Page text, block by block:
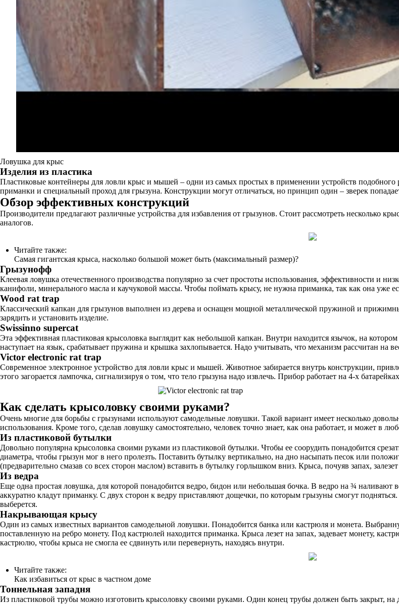
Ловушка для крыс
Изделия из пластика
Пластиковые контейнеры для ловли крыс и мышей – одни из самых простых в применении устройств подобного
приманки и специальный проход для грызуна. Конструкции могут отличаться, но принцип один – зверек
Обзор эффективных конструкций
Производители предлагают различные устройства для избавления от грызунов. Стоит рассмотреть несколько
аналогов.
Читайте также:
Самая гигантская крыса, насколько большой может быть (максимальный размер)?
Грызунофф
Клеевая ловушка отечественного производства популярно за счет простоты использования, эффективности и
канифоли, минерального масла и каучуковой массы. Чтобы поймать крысу, не нужна приманка, так как она уже
Wood rat trap
Классический капкан для грызунов выполнен из дерева и оснащен мощной металлической пружиной и
зарядить и установить изделие.
Swissinno supercat
Эта эффективная пластиковая крысоловка выглядит как небольшой капкан. Внутри находится язычок, на
наступает на язык, срабатывает пружина и крышка захлопывается. Надо учитывать, что механизм рассчитан
Victor electronic rat trap
Современное электронное устройство для ловли крыс и мышей. Животное забирается внутрь конструкции,
этого загорается лампочка, сигнализируя о том, что тело грызуна надо извлечь. Прибор работает на 4-х
Как сделать крысоловку своими руками?
Очень многие для борьбы с грызунами используют самодельные ловушки. Такой вариант имеет несколько
использования. Кроме того, сделав ловушку самостоятельно, человек точно знает, как она работает, и может в
Из пластиковой бутылки
Довольно популярна крысоловка своими руками из пластиковой бутылки. Чтобы ее соорудить понадобится
диаметра, чтобы грызун мог в него пролезть. Поставить бутылку вертикально, на дно насыпать песок или
(предварительно смазав со всех сторон маслом) вставить в бутылку горлышком вниз. Крыса, почуяв запах,
Из ведра
Еще одна простая ловушка, для которой понадобится ведро, бидон или небольшая бочка. В ведро на ¾
аккуратно кладут приманку. С двух сторон к ведру приставляют дощечки, по которым грызуны смогут
выберется.
Накрывающая крысу
Один из самых известных вариантов самодельной ловушки. Понадобится банка или кастрюля и монета.
поставленную на ребро монету. Под кастрюлей находится приманка. Крыса лезет на запах, задевает монету,
кастрюлю, чтобы крыса не смогла ее сдвинуть или перевернуть, находясь внутри.
Читайте также:
Как избавиться от крыс в частном доме
Тоннельная западня
Из пластиковой трубы можно изготовить крысоловку своими руками. Один конец трубы должен быть закрыт,